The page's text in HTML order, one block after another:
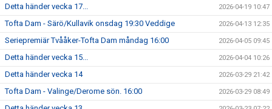
Detta händer vecka 17... 2026-04-19 10:47
Tofta Dam - Särö/Kullavik onsdag 19:30 Veddige 2026-04-13 12:35
Seriepremiär Tvååker-Tofta Dam måndag 16:00 2026-04-05 09:45
Detta händer vecka 15... 2026-04-04 10:26
Detta händer vecka 14 2026-03-29 21:42
Tofta Dam - Valinge/Derome sön. 16:00 2026-03-29 08:49